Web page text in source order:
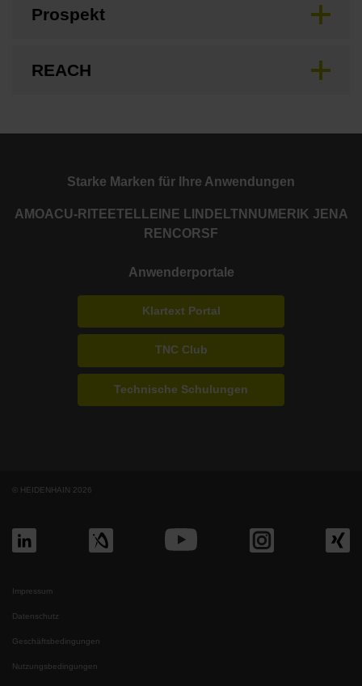
Prospekt
REACH
Starke Marken für Ihre Anwendungen
AMOACU-RITE ETEL LEINE LINDE LTN NUMERIK JENA
RENCORSF
Anwenderportale
Klartext Portal
TNC Club
Technische Schulungen
© HEIDENHAIN 2026
Impressum
Datenschutz
Geschäftsbedingungen
Nutzungsbedingungen